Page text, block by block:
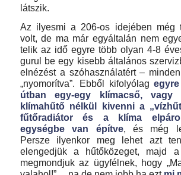
látszik.
Az ilyesmi a 206-os idejében még
volt, de ma már egyáltalán nem
telik az idő egyre több olyan 4-8
gurul be egy kisebb általános
elnézést a szóhasználatért –
„nyomorítva”.
Ebből kifolyólag
útban egy-egy klímacső,
klímahűtő nélkül kivenni a
fűtőradiátor és a klíma
egységbe van építve, és még
Persze ilyenkor meg lehet azt
elengedjük a hűtőközeget, majd
megmondjuk az ügyfélnek, hogy